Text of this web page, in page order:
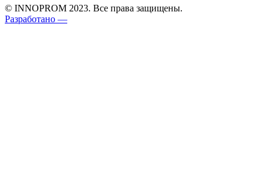
© INNOPROM 2023. Все права защищены.
Разработано —